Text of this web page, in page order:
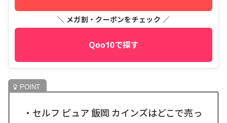
＼ メガ割・クーポンをチェック ／
Qoo10で探す
・セルフ ピュア 飯岡 カインズはどこで売っ